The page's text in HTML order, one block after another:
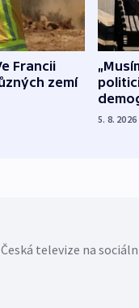
Francii
zemí
5. 8. 2026
Česká televize na